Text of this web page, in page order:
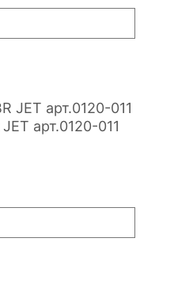
арт.0120-011